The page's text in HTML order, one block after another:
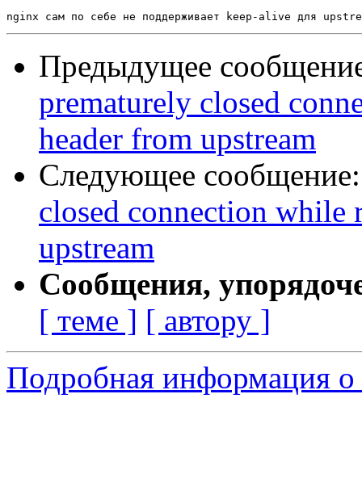
Предыдущее
prematurely closed
header from upstream
Следующее
closed connection while
upstream
Сообщения,
[ теме ] [ автору ]
Подробная информация